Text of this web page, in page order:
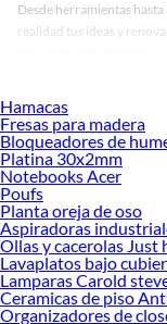
Desde herramientas
realidad tus ideas y
accesorios de calidad
Desde remodelaciones
tus ideas realidad.
Guardapolvos!
Explora la variedad de
Herramientas, materiales
renovación de espacios.
ofrecerte!
Encuentra una amplia
Encuentra todo lo
Hamacas
Fresas para madera
Bloqueadores de
Platina 30x2mm
Notebooks Acer
Poufs
Planta oreja de oso
Aspiradoras
Ollas y cacerolas Just
Lavaplatos bajo
Lamparas Carold
Ceramicas de piso
Organizadores de